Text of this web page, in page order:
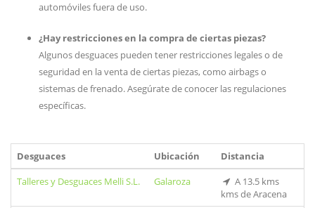
automóviles fuera de uso.
¿Hay restricciones en la compra de ciertas piezas?
Algunos desguaces pueden tener restricciones legales o de
seguridad en la venta de ciertas piezas, como airbags o
sistemas de frenado. Asegúrate de conocer las regulaciones
específicas.
Desguaces Ubicación
Distancia
Talleres y Desguaces Melli S.L.
Galaroza
A 13.5 kms
kms de Aracena